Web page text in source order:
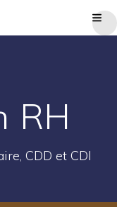
RH
CDD et CDI